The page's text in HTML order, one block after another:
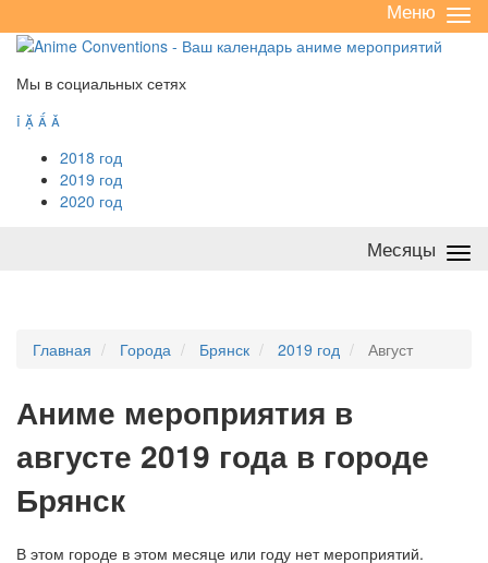
/
Меню
Мы в социальных сетях
   
2018 год
2019 год
2020 год
Месяцы
Главная Города Брянск 2019 год Август
Аниме мероприятия в
августе 2019 года в городе
Брянск
В этом городе в этом месяце или году нет мероприятий.